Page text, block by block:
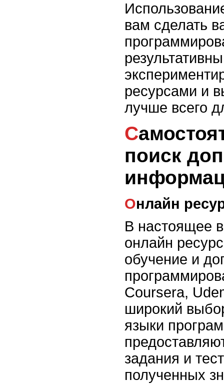
вам сделать
ресурсами и
лучше всего
Самостоятельное изучение и
поиск
Онлайн
В настоящее
онлайн
обучение и
Coursera,
широкий
языки
задания и
полученных